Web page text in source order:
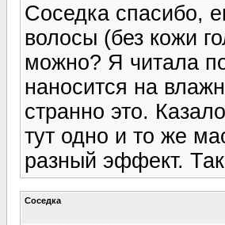
Соседка спасибо,
волосы (без кожи
можно? Я читала
наносится на
странно это.
тут одно и то же
разный эффект.
Соседка